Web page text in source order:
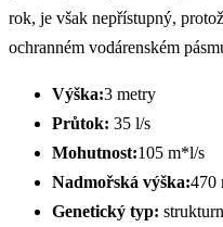
rok, je však nepřístupný,
ochranném vodárenském
Výška:3 metry
Průtok: 35 l/s
Mohutnost:105 m*l/s
Nadmořská výška:470
Genetický typ: